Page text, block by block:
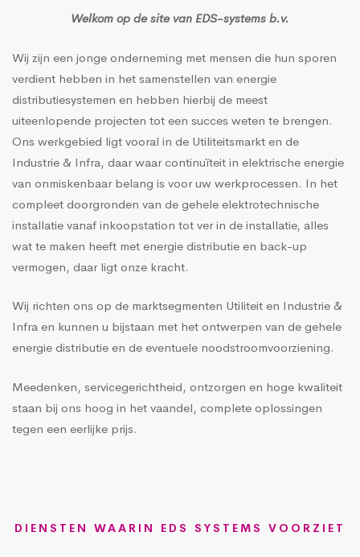
Welkom op de site van EDS-systems b.v.
Wij zijn een jonge onderneming met mensen die hun sporen
verdient hebben in het samenstellen van energie
distributiesystemen en hebben hierbij de meest
uiteenlopende projecten tot een succes weten te brengen.
Ons werkgebied ligt vooral in de Utiliteitsmarkt en de
Industrie & Infra, daar waar continuïteit in elektrische energie
van onmiskenbaar belang is voor uw werkprocessen. In het
compleet doorgronden van de gehele elektrotechnische
installatie vanaf inkoopstation tot ver in de installatie, alles
wat te maken heeft met energie distributie en back-up
vermogen, daar ligt onze kracht.
Wij richten ons op de marktsegmenten Utiliteit en Industrie &
Infra en kunnen u bijstaan met het ontwerpen van de gehele
energie distributie en de eventuele noodstroomvoorziening.
Meedenken, servicegerichtheid, ontzorgen en hoge kwaliteit
staan bij ons hoog in het vaandel, complete oplossingen
tegen een eerlijke prijs.
DIENSTEN WAARIN EDS SYSTEMS VOORZIET